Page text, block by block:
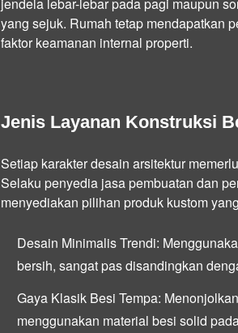
jendela lebar-lebar pada pagi maupun
yang sejuk. Rumah tetap mendapatkan
faktor keamanan internal properti.
Jenis Layanan Konstruksi
Setiap karakter desain arsitektur
Selaku penyedia jasa pembuatan dan
menyediakan pilihan produk kustom
Desain Minimalis Trendi:
bersih, sangat pas disandingkan
Gaya Klasik Besi Tempa:
menggunakan material besi solid